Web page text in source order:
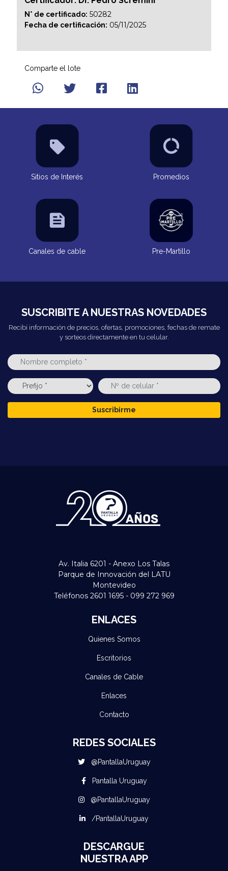
N° de certificado: 50282
Fecha de certificación: 05/11/2025
Comparte el lote
Sitios de Interés Promedios
Canales de cable Pre-Martillo
SUSCRIBITE A NUESTRAS NOVEDADES
Recibí información de precios, ofertas, promociones, fechas de remate
y sorteos directamente en tu celular.
Suscribirme
Av. Italia 6201 - Anexo Los Talas
Parque de Innovación del LATU
Montevideo
Teléfonos 2601 1695 - 099 272 969
ENLACES
Quienes Somos
Escritorios
Canales de Cable
Enlaces
Contacto
REDES SOCIALES
@PantallaUruguay
Pantalla Uruguay
@PantallaUruguay
/PantallaUruguay
DESCARGUE
NUESTRA APP